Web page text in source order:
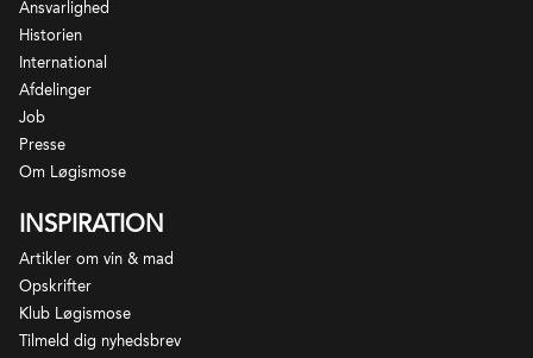
Merlot. Vinene er sædvanligvis lette til
mellemfyldige med udpræget friskhed og smag af
kirsebær of urter.
Ansvarlighed
Historien
International
Afdelinger
Job
Presse
Om Løgismose
INSPIRATION
Artikler om vin & mad
Opskrifter
Klub Løgismose
Tilmeld dig nyhedsbrev